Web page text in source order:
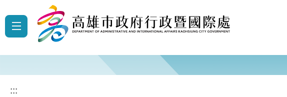
跳到主要內容區塊
:::